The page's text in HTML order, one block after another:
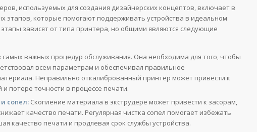
используемых для создания дизайнерских концептов, включает в
этапов, которые помогают поддерживать устройства в идеальном
зависят от типа принтера, но общими являются следующие
самых важных процедур обслуживания. Она необходима для того, чтобы
всем параметрам и обеспечивал правильное
Неправильно откалиброванный принтер может привести к
потере точности в процессе печати.
сопел: Скопление материала в экструдере может привести к засорам,
качество печати. Регулярная чистка сопел помогает избежать
качество печати и продлевая срок службы устройства.